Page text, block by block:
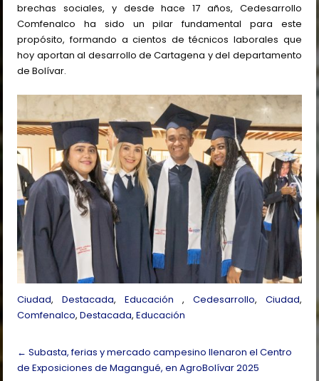
brechas sociales, y desde hace 17 años, Cedesarrollo
Comfenalco ha sido un pilar fundamental para este
propósito, formando a cientos de técnicos laborales que
hoy aportan al desarrollo de Cartagena y del departamento
de Bolívar.
Ciudad,Destacada,Educación , Cedesarrollo, Ciudad,
Comfenalco,Destacada,Educación
Post
navigation
← Subasta, ferias y mercado campesino llenaron el Centro
de Exposiciones de Magangué, en AgroBolívar 2025